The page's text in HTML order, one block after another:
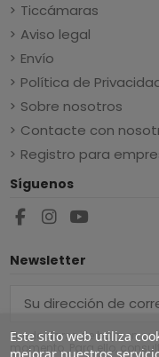
Ticcámaras
Aviso legal
Envío
Política de
Sobre nosotros
Contacte con
Registro para
Este sitio web utiliza
Síguenos
Newsletter
Puede darse de baja en
momento. Para ello,